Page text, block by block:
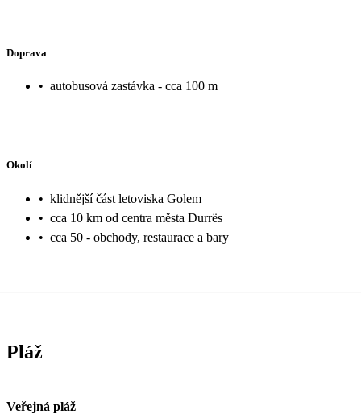
Doprava
• autobusová zastávka - cca 100 m
Okolí
• klidnější část letoviska Golem
• cca 10 km od centra města Durrës
• cca 50 - obchody, restaurace a bary
Pláž
Veřejná pláž